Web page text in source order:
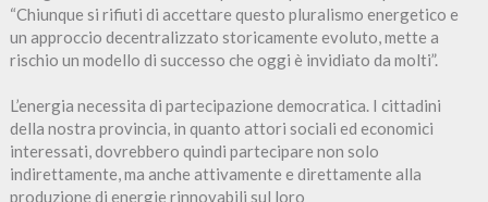
“Chiunque si rifiuti di accettare questo pluralismo energetico e
un approccio decentralizzato storicamente evoluto, mette a
rischio un modello di successo che oggi è invidiato da molti”.
L’energia necessita di partecipazione democratica. I cittadini
della nostra provincia, in quanto attori sociali ed economici
interessati, dovrebbero quindi partecipare non solo
indirettamente, ma anche attivamente e direttamente alla
produzione di energie rinnovabili sul loro